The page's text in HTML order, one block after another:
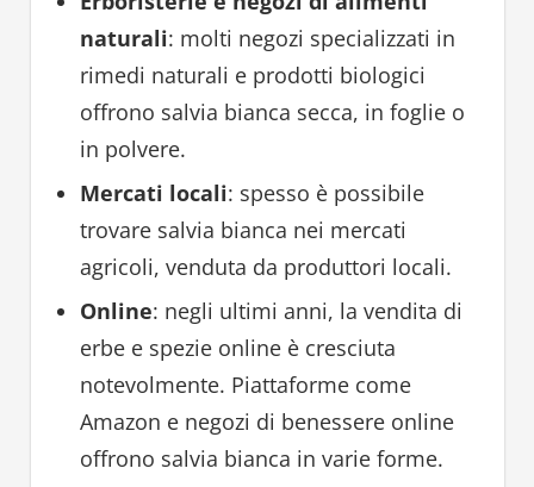
naturali: molti negozi specializzati in
rimedi naturali e prodotti biologici
offrono salvia bianca secca, in foglie o
in polvere.
Mercati locali: spesso è possibile
trovare salvia bianca nei mercati
agricoli, venduta da produttori locali.
Online: negli ultimi anni, la vendita di
erbe e spezie online è cresciuta
notevolmente. Piattaforme come
Amazon e negozi di benessere online
offrono salvia bianca in varie forme.